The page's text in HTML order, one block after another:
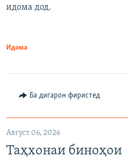
идома дод.
Идома
Ба дигарон фиристед
Август 06, 2026
Таҳхонаи биноҳои